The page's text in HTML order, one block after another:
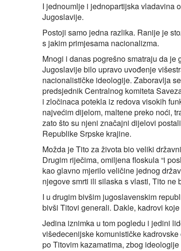
I jednoumlje i jednopartijska vladavina
Jugoslavije.
Postoji samo jedna razlika. Ranije je
s jakim primjesama nacionalizma.
Mnogi i danas pogrešno smatraju da
Jugoslavije bilo upravo uvođenje
nacionalističke ideologije. Zaboravlja
predsjednik Centralnog komiteta
i zločinaca potekla iz redova visokih
najvećim dijelom, maltene preko noći,
zato što su njeni značajni dijelovi
Republike Srpske krajine.
Možda je Tito za života bio veliki
Drugim riječima, omiljena floskula “i
kao glavno mjerilo veličine jednog
njegove smrti ili silaska s vlasti, Tito ne
I u drugim bivšim jugoslavenskim
bivši Titovi generali. Dakle, kadrovi
Jedina iznimka u tom pogledu i jedini
višedecenijske komunističke
po Titovim kazamatima, zbog